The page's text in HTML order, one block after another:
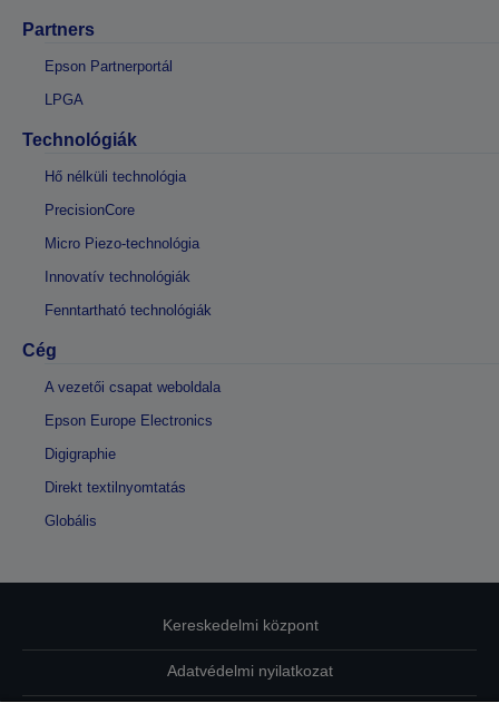
Partners
Epson Partnerportál
LPGA
Technológiák
Hő nélküli technológia
PrecisionCore
Micro Piezo-technológia
Innovatív technológiák
Fenntartható technológiák
Cég
A vezetői csapat weboldala
Epson Europe Electronics
Digigraphie
Direkt textilnyomtatás
Globális
Kereskedelmi központ
Adatvédelmi nyilatkozat